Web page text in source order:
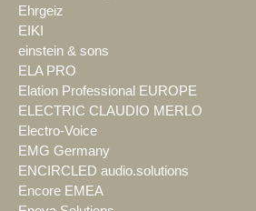
Ehrgeiz
EIKI
einstein & sons
ELA PRO
Elation Professional EUROPE
ELECTRIC CLAUDIO MERLO
Electro-Voice
EMG Germany
ENCIRCLED audio.solutions
Encore EMEA